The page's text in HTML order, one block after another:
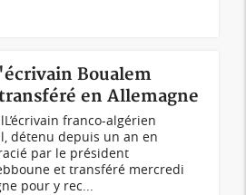
Boualem
en Allemagne
franco-algérien
détenu depuis un an en
par le président
et transféré mercredi
pour y rec...